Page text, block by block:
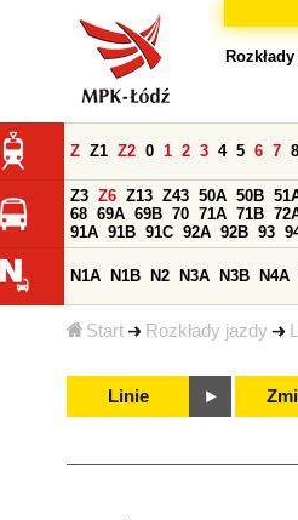
Start Rozkłady jazdy
Z Z1 Z2 0 1 2 3 4 5 6 7 8
Z3 Z6 Z13 Z43 50A 50B
68 69A 69B 70 71A 71B
91A 91B 91C 92A 92B 93
N1A N1B N2 N3A N3B N4A
Linie